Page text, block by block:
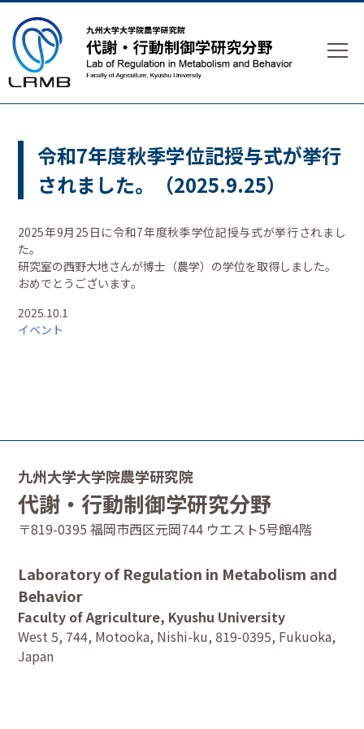
令和7年度秋季学位記授与式が挙行
されました。（2025.9.25）
2025年9月25日に令和7年度秋季学位記授与式が挙行されまし
た。
研究室の西野大地さんが博士（農学）の学位を取得しました。
おめでとうございます。
2025.10.1
イベント
九州大学大学院農学研究院
代謝・行動制御学研究分野
〒819-0395 福岡市西区元岡744 ウエスト5号館4階
Laboratory of Regulation in Metabolism and
Behavior
Faculty of Agriculture, Kyushu University
West 5, 744, Motooka, Nishi-ku, 819-0395, Fukuoka,
Japan